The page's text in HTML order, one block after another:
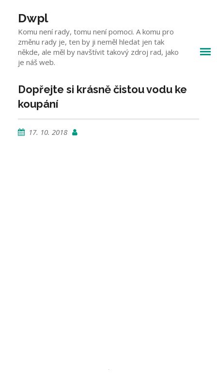
contentDwpl
Komu není rady, tomu není pomoci. A komu pro
změnu rady je, ten by ji neměl hledat jen tak
někde, ale měl by navštívit takový zdroj rad, jako
je náš web.
Dopřejte si krásně čistou vodu ke
koupání
17. 10. 2018